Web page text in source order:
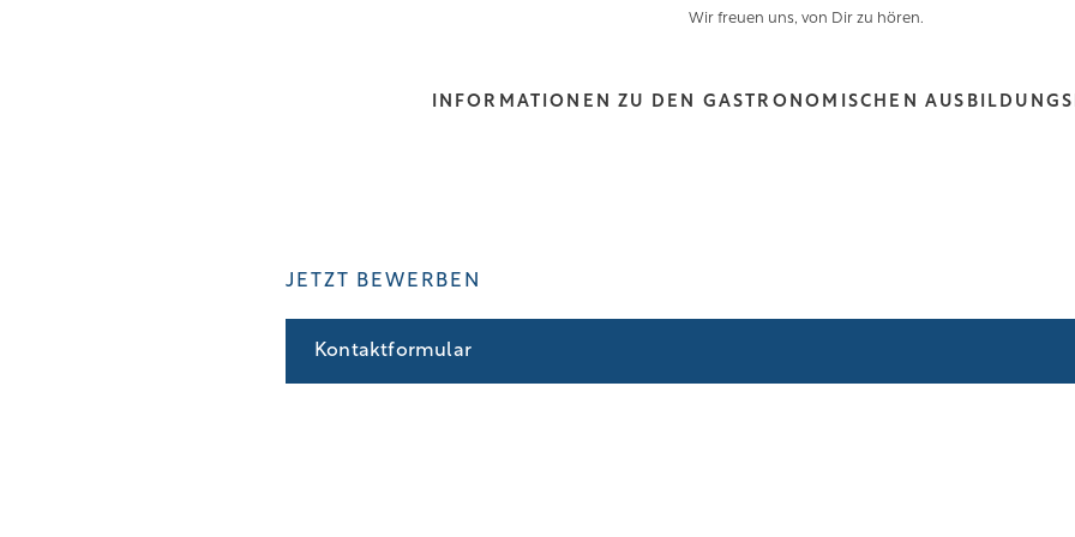
Wir freuen uns, von Dir zu hören.
INFORMATIONEN ZU DEN GASTRONOMISCHEN
JETZT BEWERBEN
Kontaktformular